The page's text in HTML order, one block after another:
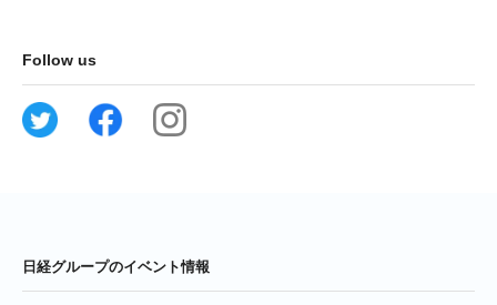
Follow us
日経グループのイベント情報